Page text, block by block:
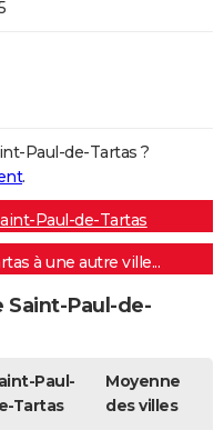
Paul-de-Tartas ?
.
Paul-de-Tartas
à une autre ville...
Saint-Paul-de-
Paul-
Tartas
Moyenne
des villes